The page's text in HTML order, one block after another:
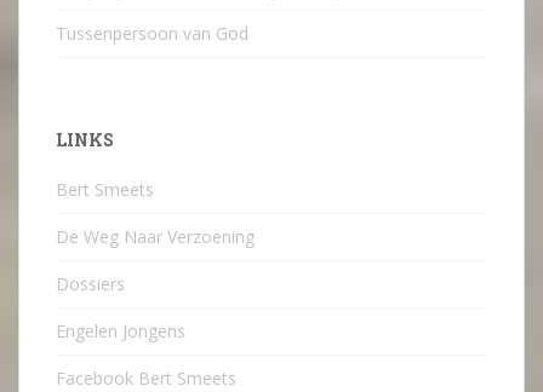
Tussenpersoon van God
LINKS
Bert Smeets
De Weg Naar Verzoening
Dossiers
Engelen Jongens
Facebook Bert Smeets